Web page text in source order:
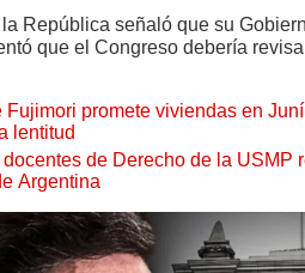
República señaló que su
que el Congreso debería
Fujimori promete viviendas en
lentitud
de Derecho de la USMP
Argentina